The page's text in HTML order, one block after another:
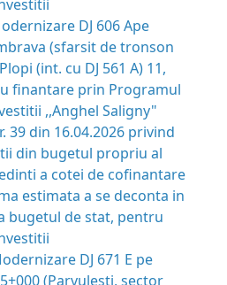
DJ 606 Ape
(sfarsit de tronson
(int. cu DJ 561 A) 11,
finantare prin Programul
,,Anghel Saligny"
39 din 16.04.2026 privind
din bugetul propriu al
a cotei de cofinantare
estimata a se deconta in
bugetul de stat, pentru
DJ 671 E pe
(Parvulesti, sector